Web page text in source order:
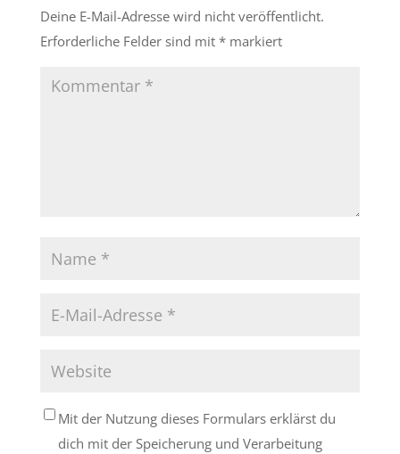
Deine E-Mail-Adresse wird nicht veröffentlicht.
Erforderliche Felder sind mit *markiert
Mit der Nutzung dieses Formulars erklärst du
dich mit der Speicherung und Verarbeitung